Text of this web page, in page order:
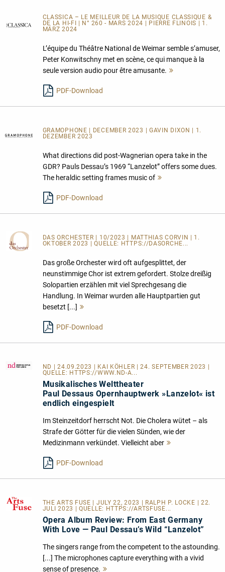
CLASSICA – LE MEILLEUR DE LA MUSIQUE CLASSIQUE &
DE LA HI-FI | N° 260 - MARS 2024 | PIERRE FLINOIS | 1.
MÄRZ 2024
L’équipe du Théâtre National de Weimar semble s’amuser,
Peter Konwitschny met en scène, ce qui manque à la
seule version audio pour être amusante.
PDF-Download
GRAMOPHONE | DECEMBER 2023 | GAVIN DIXON | 1.
DEZEMBER 2023
What directions did post-Wagnerian opera take in the
GDR? Pauls Dessau’s 1969 “Lanzelot” offers some dues.
The heraldic setting frames music of
PDF-Download
DAS ORCHESTER | 10/2023 | MATTHIAS CORVIN | 1.
OKTOBER 2023 | QUELLE: HTTPS://DASORCHE...
Das große Orchester wird oft aufgesplittet, der
neunstimmige Chor ist extrem gefordert. Stolze dreißig
Solopartien erzählen mit viel Sprechgesang die
Handlung. In Weimar wurden alle Hauptpartien gut
besetzt [...]
PDF-Download
ND | 24.09.2023 | KAI KÖHLER | 24. SEPTEMBER 2023 |
QUELLE: HTTPS://WWW.ND-A...
Musikalisches Welttheater
Paul Dessaus Opernhauptwerk »Lanzelot« ist
endlich eingespielt
Im Steinzeitdorf herrscht Not. Die Cholera wütet – als
Strafe der Götter für die vielen Sünden, wie der
Medizinmann verkündet. Vielleicht aber
PDF-Download
THE ARTS FUSE | JULY 22, 2023 | RALPH P. LOCKE | 22.
JULI 2023 | QUELLE: HTTPS://ARTSFUSE...
Opera Album Review: From East Germany
With Love — Paul Dessau’s Wild “Lanzelot”
The singers range from the competent to the astounding.
[...] The microphones capture everything with a vivid
sense of presence.